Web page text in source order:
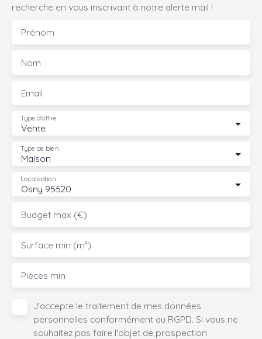
recherche en vous inscrivant à notre alerte mail !
Prénom
Nom
Email
Vente
Type d'offre
Maison
Type de bien
Osny 95520
Localisation
Budget max (€)
Surface min (m²)
Pièces min
J'accepte le traitement de mes données
personnelles conformément au RGPD. Si vous ne
souhaitez pas faire l'objet de prospection